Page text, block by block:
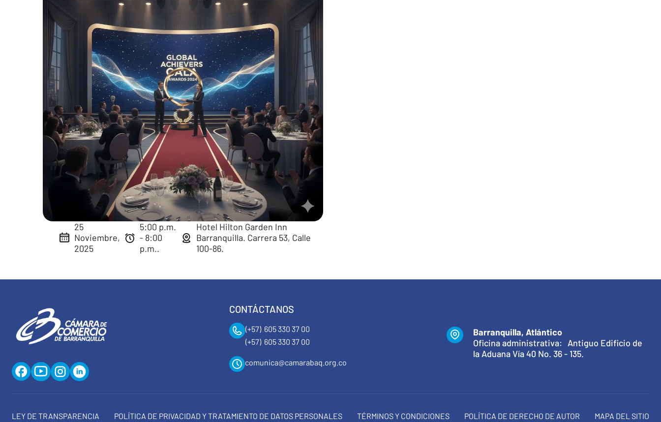
25
Noviembre,
2025
5:00 p.m.
- 8:00
p.m..
Hotel Hilton Garden Inn
Barranquilla. Carrera 53, Calle
100-86.
CONTÁCTANOS
(+57) 605 330 37 00
(+57) 605 330 37 00
comunica@camarabaq.org.co
Barranquilla, Atlántico
Oficina administrativa: Antiguo Edificio de
la Aduana Vía 40 No. 36 - 135.
LEY DE TRANSPARENCIA POLÍTICA DE PRIVACIDAD Y TRATAMIENTO DE DATOS PERSONALES TÉRMINOS Y CONDICIONES POLÍTICA DE DERECHO DE AUTOR MAPA DEL SITIO